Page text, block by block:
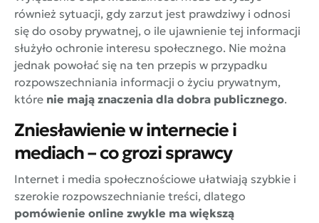
również sytuacji, gdy zarzut jest prawdziwy i odnosi
się do osoby prywatnej, o ile ujawnienie tej informacji
służyło ochronie interesu społecznego. Nie można
jednak powołać się na ten przepis w przypadku
rozpowszechniania informacji o życiu prywatnym,
które nie mają znaczenia dla dobra publicznego.
Zniesławienie w internecie i
mediach – co grozi sprawcy
Internet i media społecznościowe ułatwiają szybkie i
szerokie rozpowszechnianie treści, dlatego
pomówienie online zwykle ma większą